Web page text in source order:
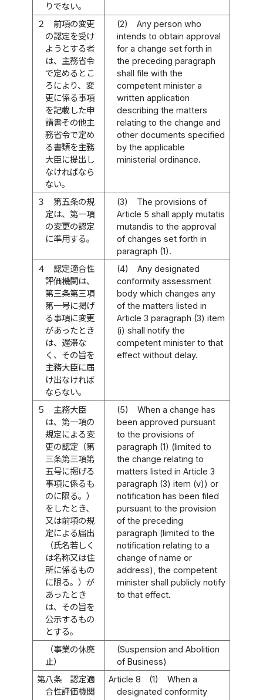
りでない。
２
前項の変更
の認定を受け
ようとする者
は、主務省令
で定めるとこ
ろにより、変
更に係る事項
を記載した申
請書その他主
務省令で定め
る書類を主務
大臣に提出し
なければなら
ない。
(2)
Any person who
intends to obtain approval
for a change set forth in
the preceding paragraph
shall file with the
competent minister a
written application
describing the matters
relating to the change and
other documents specified
by the applicable
ministerial ordinance.
３
第五条の規
定は、第一項
の変更の認定
に準用する。
(3)
The provisions of
Article 5 shall apply mutatis
mutandis to the approval
of changes set forth in
paragraph (1).
４
認定適合性
評価機関は、
第三条第三項
第一号に掲げ
る事項に変更
があったとき
は、遅滞な
く、その旨を
主務大臣に届
け出なければ
ならない。
(4)
Any designated
conformity assessment
body which changes any
of the matters listed in
Article 3 paragraph (3) item
(i) shall notify the
competent minister to that
effect without delay.
５
主務大臣
は、第一項の
規定による変
更の認定（第
三条第三項第
五号に掲げる
事項に係るも
のに限る。）
をしたとき、
又は前項の規
定による届出
（氏名若しく
は名称又は住
所に係るもの
に限る。）が
あったとき
は、その旨を
公示するもの
とする。
(5)
When a change has
been approved pursuant
to the provisions of
paragraph (1) (limited to
the change relating to
matters listed in Article 3
paragraph (3) item (v)) or
notification has been filed
pursuant to the provision
of the preceding
paragraph (limited to the
notification relating to a
change of name or
address), the competent
minister shall publicly notify
to that effect.
（事業の休廃
止）
(Suspension and Abolition
of Business)
第八条
認定適
合性評価機関
Article 8 (1)
When a
designated conformity